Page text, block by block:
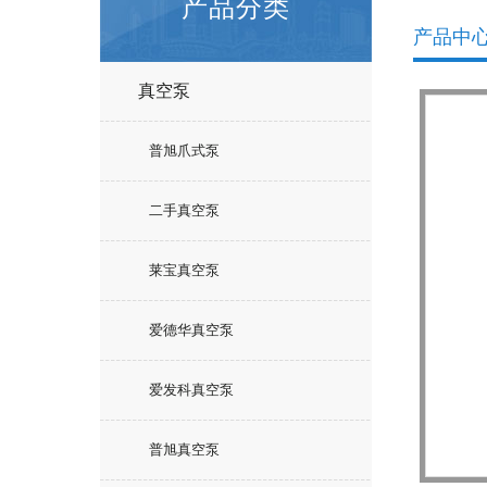
产品分类
真空泵
普旭爪式泵
二手真空泵
莱宝真空泵
爱德华真空泵
爱发科真空泵
普旭真空泵
产品中